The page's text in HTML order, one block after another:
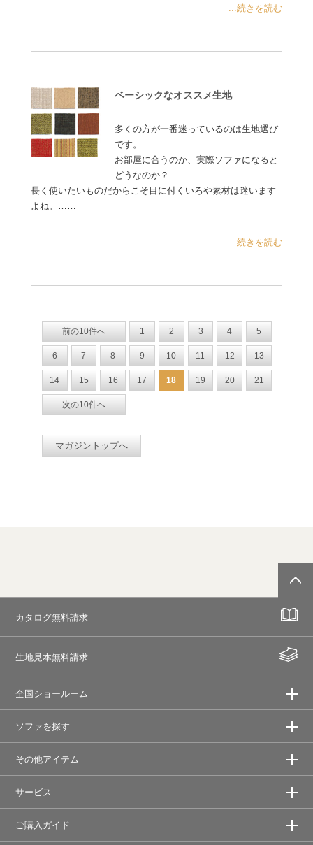
...続きを読む
ベーシックなオススメ生地
多くの方が一番迷っているのは生地選び
です。
お部屋に合うのか、実際ソファになると
どうなのか？
長く使いたいものだからこそ目に付くいろや素材は迷います
よね。……
...続きを読む
前の10件へ 1 2 3 4 5
6 7 8 9 10 11 12 13
14 15 16 17 18 19 20 21
次の10件へ
マガジントップへ
カタログ無料請求
生地見本無料請求
全国ショールーム
ソファを探す
その他アイテム
サービス
ご購入ガイド